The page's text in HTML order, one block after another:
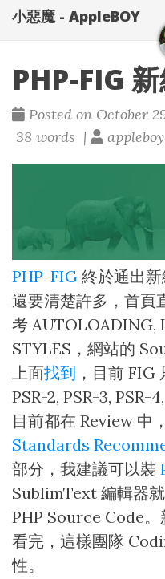
小惡魔 - AppleBOY
PHP-FIG
Posted on October
38 words |
appleboy
PHP-FIG 終於通出
還要清楚許多，首頁
考 AUTOLOADING,
STYLES，網站的
上面找到 ，目前 FIG
PSR-2, PSR-3, PSR-
目前都在 Review 中
Standards
部分，我建議可以裝
SublimText 編輯器
PHP Source Code
看完，這樣團隊
性。